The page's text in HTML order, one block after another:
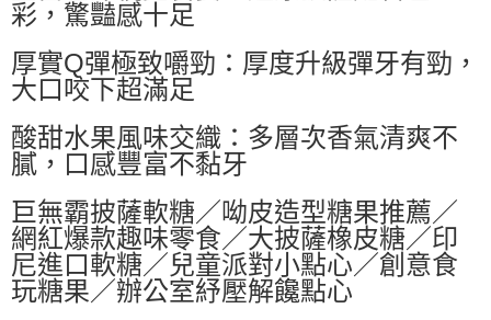
付款後萊爾富取貨
每筆NT$60，滿NT$599(含以上)免運費
7-11付款取貨
每筆NT$60，滿NT$599(含以上)免運費
付款後7-11取貨
每筆NT$60，滿NT$599(含以上)免運費
宅配
每筆NT$80，滿NT$799(含以上)免運費
彩，驚豔感十足
厚實Q彈極致嚼勁：厚度升級彈牙有勁，
大口咬下超滿足
酸甜水果風味交織：多層次香氣清爽不
膩，口感豐富不黏牙
巨無霸披薩軟糖／呦皮造型糖果推薦／
網紅爆款趣味零食／大披薩橡皮糖／印
尼進口軟糖／兒童派對小點心／創意食
玩糖果／辦公室紓壓解饞點心